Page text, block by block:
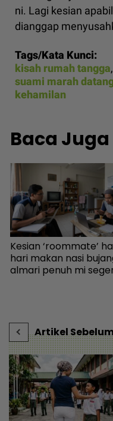
ni. Lagi kesian
dianggap
Tags/Kata Kunci:
kisah rumah tangga,
suami marah
kehamilan
Baca Juga
Kesian ‘roommate’
hari makan nasi
almari penuh mi
Artikel